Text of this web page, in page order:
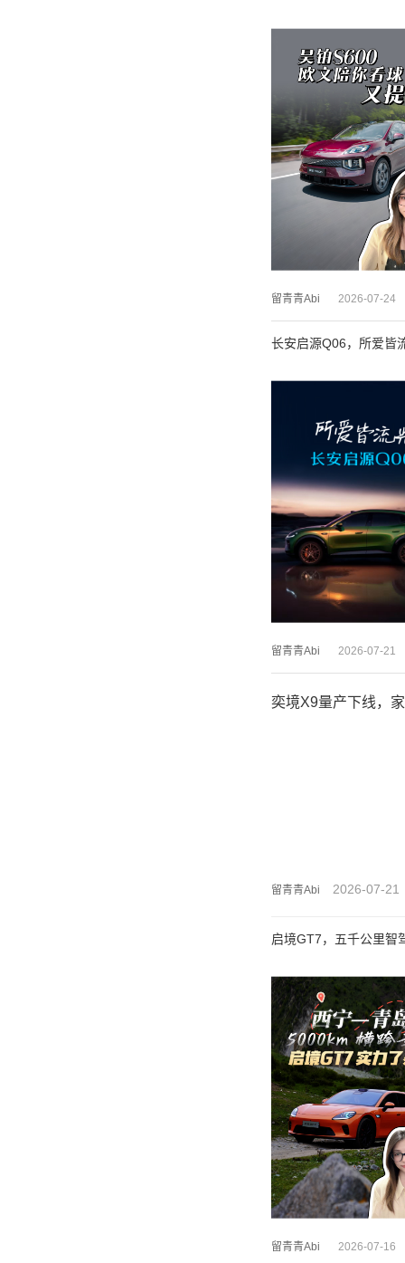
留青青Abi 2026-07-24
长安启源Q06，所爱皆
留青青Abi 2026-07-21
奕境X9量产下线，
留青青Abi 2026-07-21
启境GT7，五千公里
留青青Abi 2026-07-16